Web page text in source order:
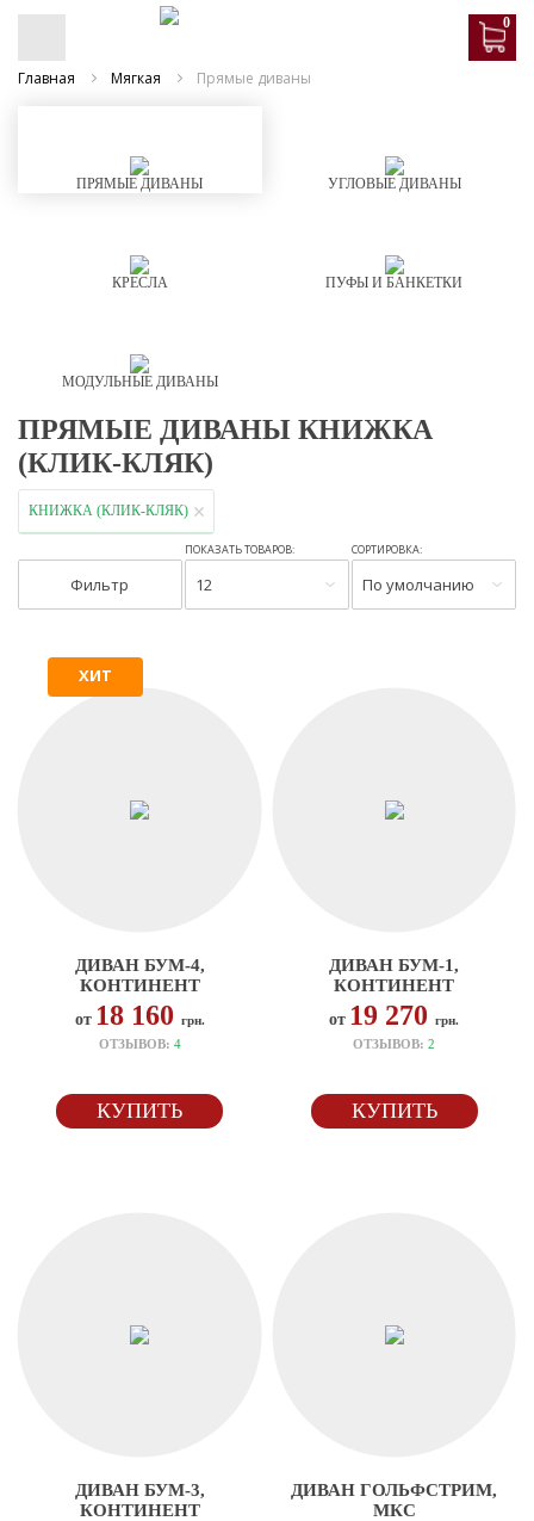
0
Главная Мягкая Прямые диваны
ПРЯМЫЕ ДИВАНЫ УГЛОВЫЕ ДИВАНЫ
КРЕСЛА ПУФЫ И БАНКЕТКИ
МОДУЛЬНЫЕ ДИВАНЫ
ПРЯМЫЕ ДИВАНЫ КНИЖКА
(КЛИК-КЛЯК)
КНИЖКА (КЛИК-КЛЯК)
Фильтр
ПОКАЗАТЬ ТОВАРОВ:
12
СОРТИРОВКА:
По умолчанию
ХИТ
ДИВАН БУМ-4,
КОНТИНЕНТ
от 18 160 грн.
ОТЗЫВОВ: 4
КУПИТЬ
ДИВАН БУМ-1,
КОНТИНЕНТ
от 19 270грн.
ОТЗЫВОВ:2
КУПИТЬ
ДИВАН БУМ-3,
КОНТИНЕНТ
ДИВАН ГОЛЬФСТРИМ,
МКС